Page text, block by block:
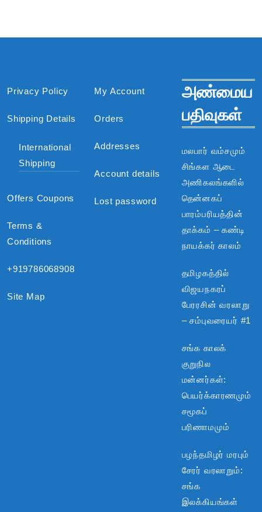
Privacy Policy
Shipping Details
International
Shipping
Offers Coupons
Terms &
Conditions
+919786068908
Site Map
My Account
Orders
Addresses
Account details
Lost password
அண்மைய
பதிவுகள்
மலபார் வம்சமும்
சிங்கள ஆடை
அணிகலங்களில்
தென்னகப்
பாரம்பரியத்தின்
தாக்கம் – கண்டி
நாயக்கர் காலம்
தமிழகத்தில்
விஜயநகரப்
பேரரசின் வரலாறு
– சம்புவரையர் #1
சங்க காலக்
குறுநில
மன்னர்கள்:
பெயர்க்காரணமும்
சமூகப்
பரிணாமமும்
பழந்தமிழர் மரபும்
சேரர் வரலாறும்:
சங்க
இலக்கியங்கள்